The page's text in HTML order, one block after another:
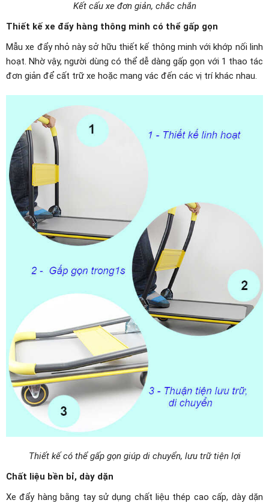
Kết cấu xe đơn giản, chắc chắn
Thiết kế xe đẩy hàng thông minh có thể gấp gọn
Mẫu xe đẩy nhỏ này sở hữu thiết kế thông minh với khớp nối linh
hoạt. Nhờ vậy, người dùng có thể dễ dàng gấp gọn với 1 thao tác
đơn giản để cất trữ xe hoặc mang vác đến các vị trí khác nhau.
Thiết kế có thể gấp gọn giúp di chuyển, lưu trữ tiện lợi
Chất liệu bền bỉ, dày dặn
Xe đẩy hàng bằng tay sử dụng chất liệu thép cao cấp, dày dặn